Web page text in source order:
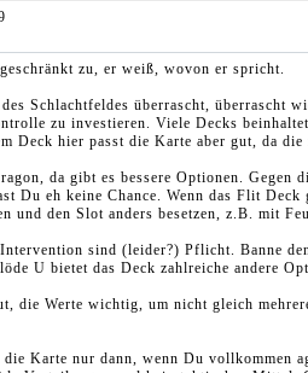
zu, er weiß, wovon er spricht.
Schlachtfeldes überrascht, überrascht
zu investieren. Viele Decks
Deck hier passt die Karte aber gut, da
da gibt es bessere Optionen.
Du eh keine Chance. Wenn das Flit Deck
und den Slot anders besetzen, z.B. mit
sind (leider?) Pflicht. Banne
U bietet das Deck zahlreiche andere
die Werte wichtig, um nicht gleich
Karte nur dann, wenn Du vollkommen